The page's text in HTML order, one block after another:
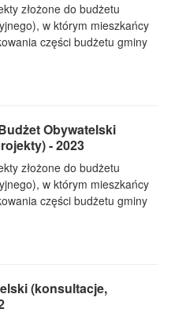
złożone do budżetu
w którym mieszkańcy
części budżetu gminy
Obywatelski
- 2023
złożone do budżetu
w którym mieszkańcy
części budżetu gminy
(konsultacje,